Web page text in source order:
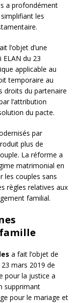
a profondément
les
l’objet d’une
du 23
applicable au
temporaire au
droits du partenaire
l’attribution
du pacte.
par
plus de
La réforme a
matrimonial en
les couples sans
règles relatives aux
familial.
a fait l’objet de
mars 2019 de
pour la justice a
supprimant
pour le mariage et